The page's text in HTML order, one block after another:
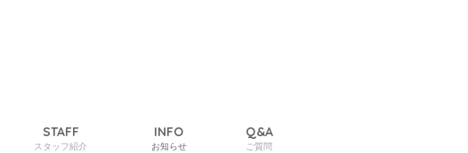
STAFF
スタッフ紹介
INFO
お知らせ
Q&A
ご質問